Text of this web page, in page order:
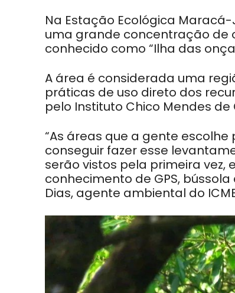
Na Estação Ecológica
uma grande concentração de
conhecido como “Ilha das
A área é considerada uma
práticas de uso direto dos
pelo Instituto Chico Mendes
“As áreas que a gente
conseguir fazer esse
serão vistos pela primeira
conhecimento de GPS,
Dias, agente ambiental do